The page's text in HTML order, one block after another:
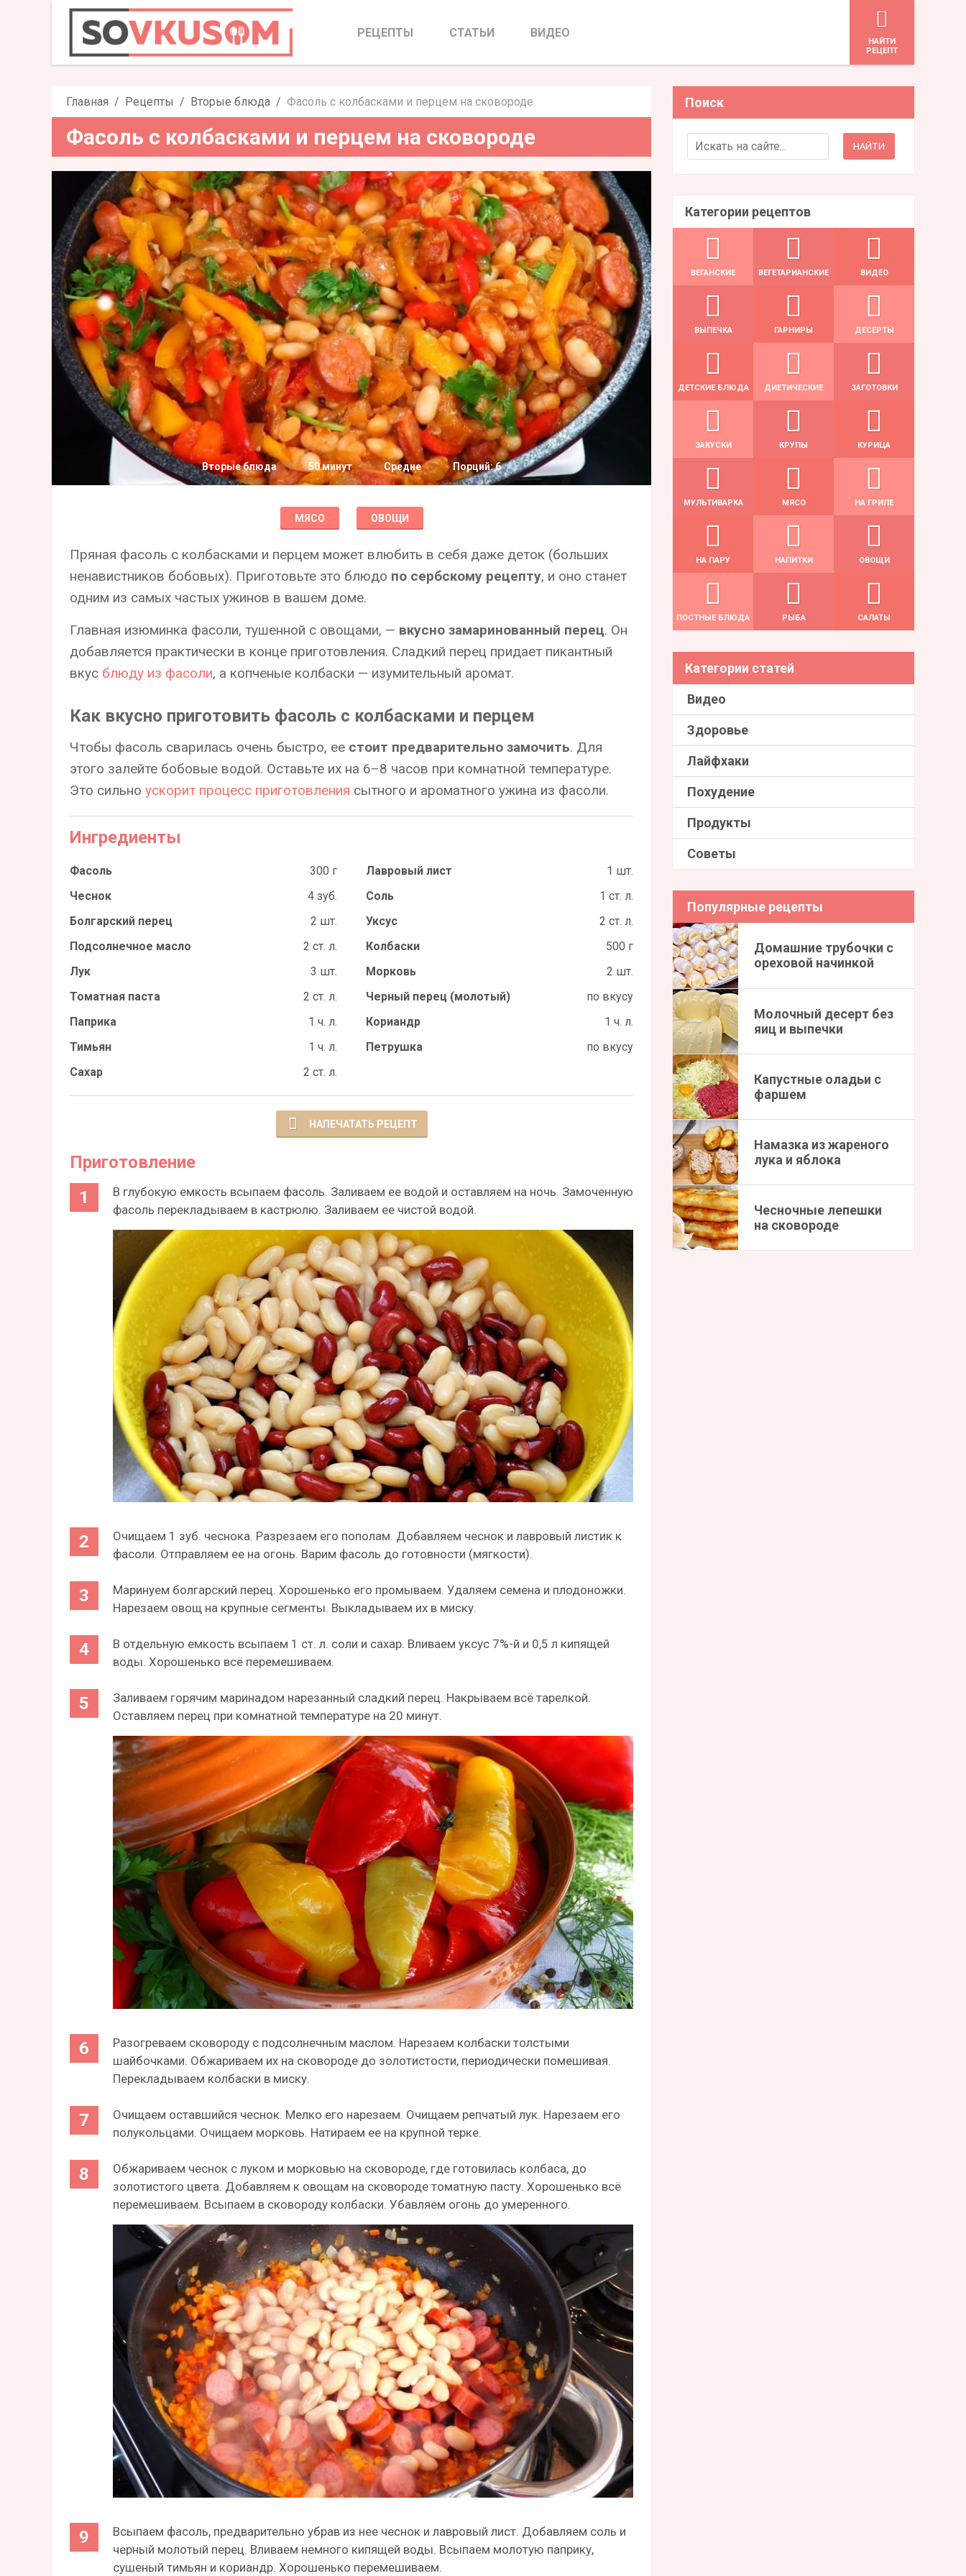
Фасоль с колбасками и перцем на сковороде
РЕЦЕПТЫ СТАТЬИ ВИДЕО
HАЙТИ
РЕЦЕПТ
Главная Рецепты Вторые блюда Фасоль с колбасками и перцем на сковороде
Фасоль с колбасками и перцем на сковороде
Вторые блюда 50 минут Средне Порций: 6
МЯСО ОВОЩИ
Пряная фасоль с колбасками и перцем может влюбить в себя даже деток (больших
ненавистников бобовых). Приготовьте это блюдо по сербскому рецепту, и оно станет
одним из самых частых ужинов в вашем доме.
Главная изюминка фасоли, тушенной с овощами, — вкусно замаринованный перец. Он
добавляется практически в конце приготовления. Сладкий перец придает пикантный
вкус блюду из фасоли, а копченые колбаски — изумительный аромат.
Как вкусно приготовить фасоль с колбасками и перцем
Чтобы фасоль сварилась очень быстро, ее стоит предварительно замочить. Для
этого залейте бобовые водой. Оставьте их на 6–8 часов при комнатной температуре.
Это сильно ускорит процесс приготовления сытного и ароматного ужина из фасоли.
Ингредиенты
Фасоль 300 г Лавровый лист
1 шт.
Чеснок
4 зуб. Соль
1 ст. л.
Болгарский перец
2 шт. Уксус
2 ст. л.
Подсолнечное масло
2 ст. л. Колбаски
500 г
Лук
3 шт. Морковь
2 шт.
Томатная паста
2 ст. л. Черный перец (молотый)
по вкусу
Паприка
1 ч. л. Кориандр
1 ч. л.
Тимьян
1 ч. л. Петрушка
по вкусу
Сахар
2 ст. л.
НАПЕЧАТАТЬ РЕЦЕПТ
Приготовление
В глубокую емкость всыпаем фасоль. Заливаем ее водой и оставляем на ночь. Замоченную
фасоль перекладываем в кастрюлю. Заливаем ее чистой водой.
Очищаем 1 зуб. чеснока. Разрезаем его пополам. Добавляем чеснок и лавровый листик к
фасоли. Отправляем ее на огонь. Варим фасоль до готовности (мягкости).
Маринуем болгарский перец. Хорошенько его промываем. Удаляем семена и плодоножки.
Нарезаем овощ на крупные сегменты. Выкладываем их в миску.
В отдельную емкость всыпаем 1 ст. л. соли и сахар. Вливаем уксус 7%-й и 0,5 л кипящей
воды. Хорошенько всё перемешиваем.
Заливаем горячим маринадом нарезанный сладкий перец. Накрываем всё тарелкой.
Оставляем перец при комнатной температуре на 20 минут.
Разогреваем сковороду с подсолнечным маслом. Нарезаем колбаски толстыми
шайбочками. Обжариваем их на сковороде до золотистости, периодически помешивая.
Перекладываем колбаски в миску.
Очищаем оставшийся чеснок. Мелко его нарезаем. Очищаем репчатый лук. Нарезаем его
полукольцами. Очищаем морковь. Натираем ее на крупной терке.
Обжариваем чеснок с луком и морковью на сковороде, где готовилась колбаса, до
золотистого цвета. Добавляем к овощам на сковороде томатную пасту. Хорошенько всё
перемешиваем. Всыпаем в сковороду колбаски. Убавляем огонь до умеренного.
Всыпаем фасоль, предварительно убрав из нее чеснок и лавровый лист. Добавляем соль и
черный молотый перец. Вливаем немного кипящей воды. Всыпаем молотую паприку,
сушеный тимьян и кориандр. Хорошенько перемешиваем.
Поиск
Search for:
Категории рецептов
ВЕГАНСКИЕ ВЕГЕТАРИАНСКИЕ ВИДЕО
ВЫПЕЧКА ГАРНИРЫ ДЕСЕРТЫ
ДЕТСКИЕ БЛЮДА ДИЕТИЧЕСКИЕ ЗАГОТОВКИ
ЗАКУСКИ КРУПЫ КУРИЦА
МУЛЬТИВАРКА МЯСО НА ГРИЛЕ
НА ПАРУ НАПИТКИ ОВОЩИ
ПОСТНЫЕ БЛЮДА РЫБА САЛАТЫ
Категории статей
Видео
Здоровье
Лайфхаки
Похудение
Продукты
Советы
Популярные рецепты
Домашние трубочки с
ореховой начинкой
Молочный десерт без
яиц и выпечки
Капустные оладьи с
фаршем
Намазка из жареного
лука и яблока
Чесночные лепешки
на сковороде